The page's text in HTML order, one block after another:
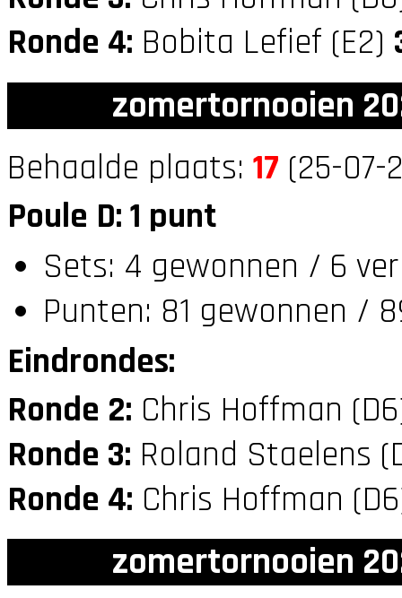
Ronde 4: Bobita Lefief (E2)
zomertornooien
Behaalde plaats: 17 (25-07-
Poule D: 1 punt
Sets: 4 gewonnen / 6
Punten: 81 gewonnen /
Eindrondes:
Ronde 2: Chris Hoffman
Ronde 3: Roland Staelens
Ronde 4: Chris Hoffman
zomertornooien